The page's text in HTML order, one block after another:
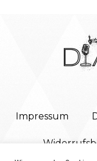
Impressum